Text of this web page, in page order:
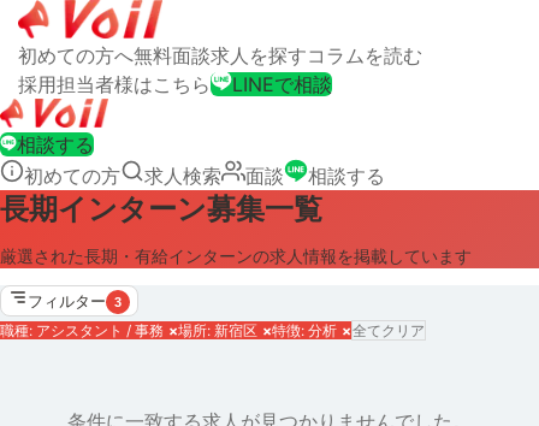
初めての方へ無料面談求人を探すコラムを読む
採用担当者様はこちら
LINEで相談
相談する
初めての方
求人検索 面談 相談する
長期インターン募集一覧
厳選された長期・有給インターンの求人情報を掲載しています
フィルター 3
職種: アシスタント / 事務 ×場所: 新宿区 ×特徴: 分析 ×全てクリア
条件に一致する求人が見つかりませんでした。